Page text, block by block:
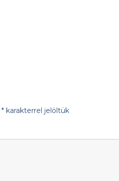
* karakterrel jelöltük